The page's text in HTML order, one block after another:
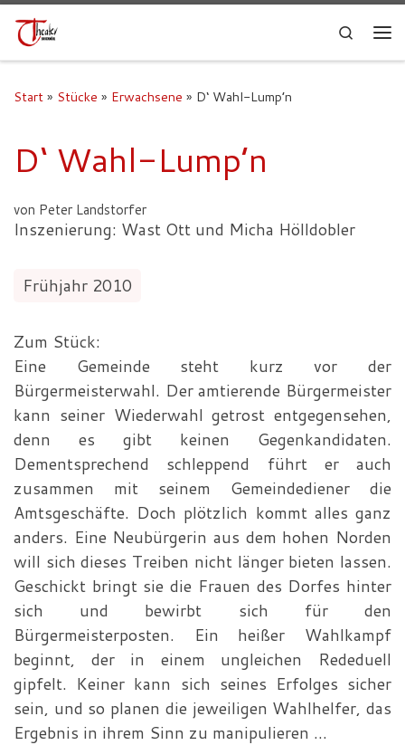
Search
Start» Stücke » Erwachsene » D‘ Wahl-Lump’n
D‘ Wahl-Lump’n
von Peter Landstorfer
Inszenierung: Wast Ott und Micha Hölldobler
Frühjahr 2010
Zum Stück:
Eine Gemeinde steht kurz vor der
Bürgermeisterwahl. Der amtierende Bürgermeister
kann seiner Wiederwahl getrost entgegensehen,
denn es gibt keinen Gegenkandidaten.
Dementsprechend schleppend führt er auch
zusammen mit seinem Gemeindediener die
Amtsgeschäfte. Doch plötzlich kommt alles ganz
anders. Eine Neubürgerin aus dem hohen Norden
will sich dieses Treiben nicht länger bieten lassen.
Geschickt bringt sie die Frauen des Dorfes hinter
sich und bewirbt sich für den
Bürgermeisterposten. Ein heißer Wahlkampf
beginnt, der in einem ungleichen Rededuell
gipfelt. Keiner kann sich seines Erfolges sicher
sein, und so planen die jeweiligen Wahlhelfer, das
Ergebnis in ihrem Sinn zu manipulieren …